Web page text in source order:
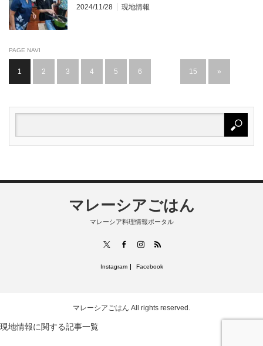
2024/11/28 現地情報
PAGE NAVI
1 2 3 4 5 6 15 »
マレーシアごはん
マレーシア料理情報ポータル
FacebookInstagram
RSS
Instagram Facebook
マレーシアごはん All rights reserved.
現地情報に関する記事一覧